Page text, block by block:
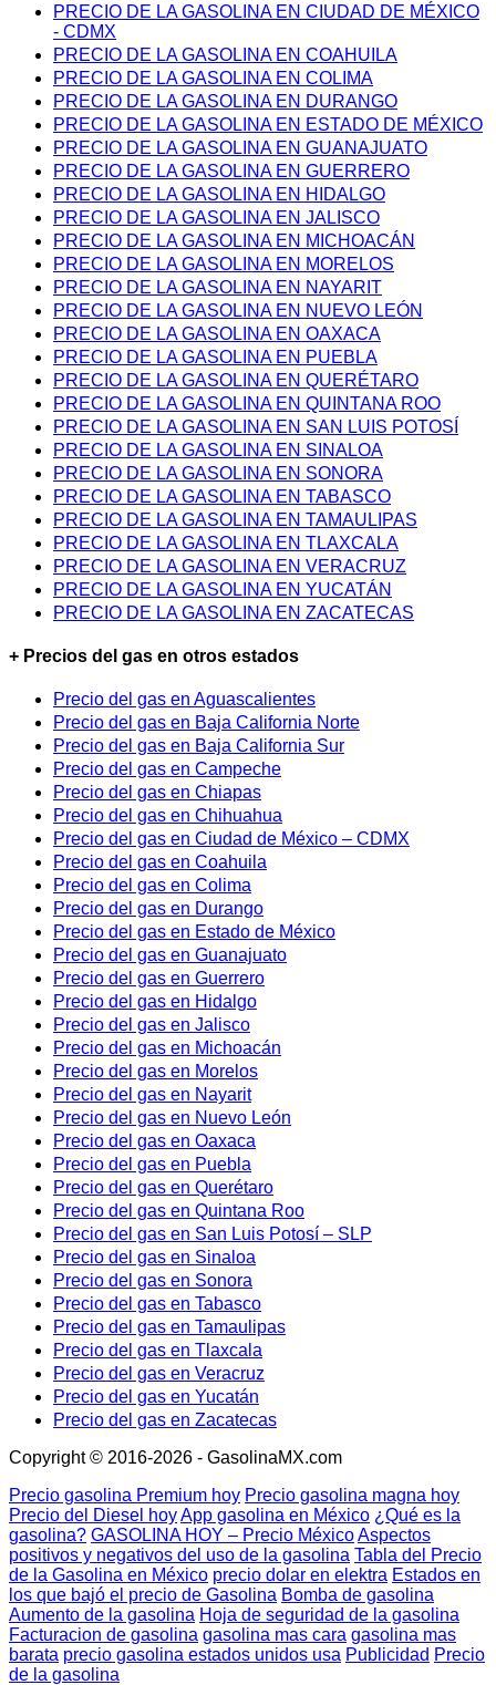
PRECIO DE LA GASOLINA EN CIUDAD DE MÉXICO
- CDMX
PRECIO DE LA GASOLINA EN COAHUILA
PRECIO DE LA GASOLINA EN COLIMA
PRECIO DE LA GASOLINA EN DURANGO
PRECIO DE LA GASOLINA EN ESTADO DE MÉXICO
PRECIO DE LA GASOLINA EN GUANAJUATO
PRECIO DE LA GASOLINA EN GUERRERO
PRECIO DE LA GASOLINA EN HIDALGO
PRECIO DE LA GASOLINA EN JALISCO
PRECIO DE LA GASOLINA EN MICHOACÁN
PRECIO DE LA GASOLINA EN MORELOS
PRECIO DE LA GASOLINA EN NAYARIT
PRECIO DE LA GASOLINA EN NUEVO LEÓN
PRECIO DE LA GASOLINA EN OAXACA
PRECIO DE LA GASOLINA EN PUEBLA
PRECIO DE LA GASOLINA EN QUERÉTARO
PRECIO DE LA GASOLINA EN QUINTANA ROO
PRECIO DE LA GASOLINA EN SAN LUIS POTOSÍ
PRECIO DE LA GASOLINA EN SINALOA
PRECIO DE LA GASOLINA EN SONORA
PRECIO DE LA GASOLINA EN TABASCO
PRECIO DE LA GASOLINA EN TAMAULIPAS
PRECIO DE LA GASOLINA EN TLAXCALA
PRECIO DE LA GASOLINA EN VERACRUZ
PRECIO DE LA GASOLINA EN YUCATÁN
PRECIO DE LA GASOLINA EN ZACATECAS
+ Precios del gas en otros estados
Precio del gas en Aguascalientes
Precio del gas en Baja California Norte
Precio del gas en Baja California Sur
Precio del gas en Campeche
Precio del gas en Chiapas
Precio del gas en Chihuahua
Precio del gas en Ciudad de México – CDMX
Precio del gas en Coahuila
Precio del gas en Colima
Precio del gas en Durango
Precio del gas en Estado de México
Precio del gas en Guanajuato
Precio del gas en Guerrero
Precio del gas en Hidalgo
Precio del gas en Jalisco
Precio del gas en Michoacán
Precio del gas en Morelos
Precio del gas en Nayarit
Precio del gas en Nuevo León
Precio del gas en Oaxaca
Precio del gas en Puebla
Precio del gas en Querétaro
Precio del gas en Quintana Roo
Precio del gas en San Luis Potosí – SLP
Precio del gas en Sinaloa
Precio del gas en Sonora
Precio del gas en Tabasco
Precio del gas en Tamaulipas
Precio del gas en Tlaxcala
Precio del gas en Veracruz
Precio del gas en Yucatán
Precio del gas en Zacatecas
Copyright © 2016-2026 - GasolinaMX.com
Precio gasolina Premium hoy Precio gasolina magna hoy
Precio del Diesel hoyApp gasolina en México ¿Qué es la
gasolina? GASOLINA HOY – Precio MéxicoAspectos
positivos y negativos del uso de la gasolina Tabla del Precio
de la Gasolina en México precio dolar en elektra Estados en
los que bajó el precio de Gasolina Bomba de gasolina
Aumento de la gasolina Hoja de seguridad de la gasolina
Facturacion de gasolina gasolina mas cara gasolina mas
barata precio gasolina estados unidos usa Publicidad Precio
de la gasolina